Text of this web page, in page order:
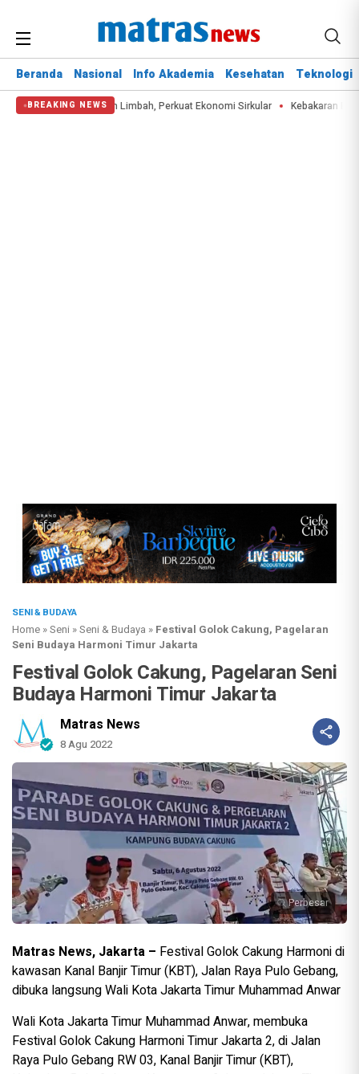
Beranda Nasional Info Akademia Kesehatan Teknologi
BREAKING NEWS
Kelola 2.997,99 Ton Limbah, Perkuat Ekonomi Sirkular Kebakaran Bromo
SENI & BUDAYA
Home »Seni »Seni & Budaya » Festival Golok Cakung, Pagelaran
Seni Budaya Harmoni Timur Jakarta
Festival Golok Cakung, Pagelaran Seni
Budaya Harmoni Timur Jakarta
Matras News
8 Agu 2022
Perbesar
Matras News, Jakarta – Festival Golok Cakung Harmoni di
kawasan Kanal Banjir Timur (KBT), Jalan Raya Pulo Gebang,
dibuka langsung Wali Kota Jakarta Timur Muhammad Anwar
Wali Kota Jakarta Timur Muhammad Anwar, membuka
Festival Golok Cakung Harmoni Timur Jakarta 2, di Jalan
Raya Pulo Gebang RW 03, Kanal Banjir Timur (KBT),